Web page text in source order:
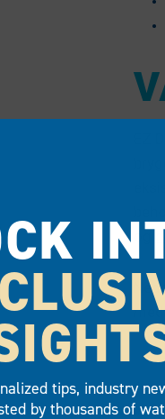
tips, industry
by thousands of